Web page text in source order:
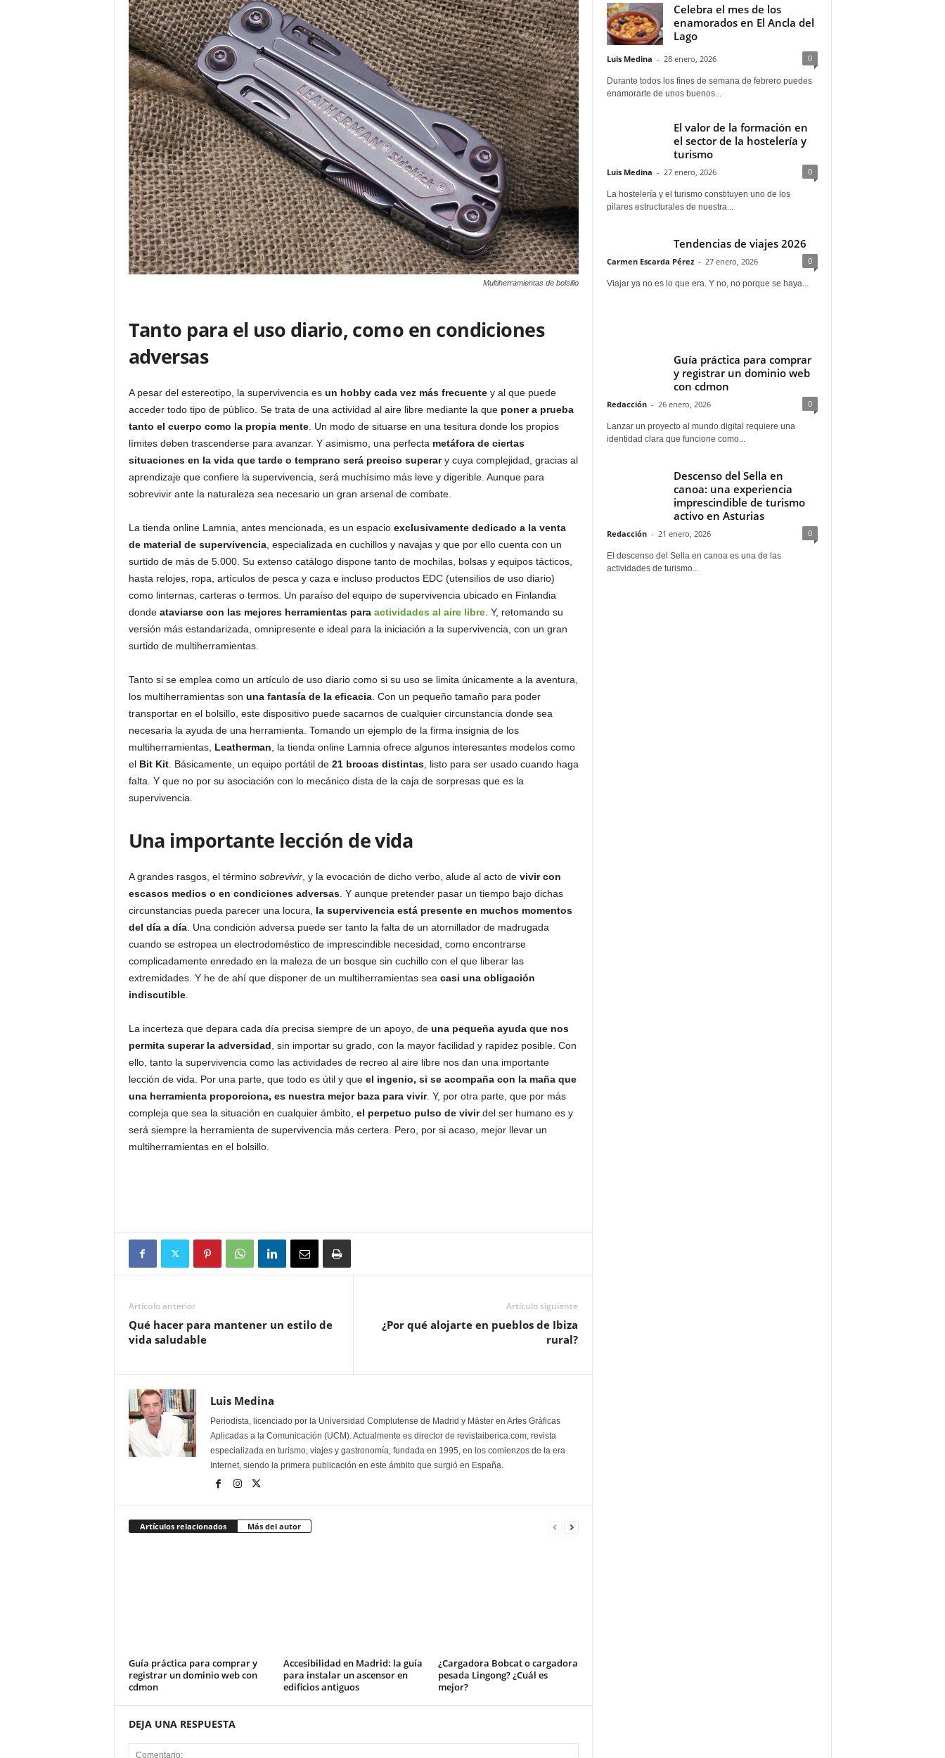
Multiherramientas de bolsillo
Tanto para el uso diario, como en condiciones
adversas
A pesar del estereotipo, la supervivencia es un hobby cada vez más frecuentey al que puede
acceder todo tipo de público. Se trata de una actividad al aire libre mediante la que poner a prueba
tanto el cuerpo como la propia mente. Un modo de situarse en una tesitura donde los propios
límites deben trascenderse para avanzar. Y asimismo, una perfecta metáfora de ciertas
situaciones en la vida que tarde o temprano será preciso superary cuya complejidad, gracias al
aprendizaje que confiere la supervivencia, será muchísimo más leve y digerible. Aunque para
sobrevivir ante la naturaleza sea necesario un gran arsenal de combate.
La tienda online Lamnia, antes mencionada, es un espacio exclusivamente dedicado a la venta
de material de supervivencia, especializada en cuchillos y navajas y que por ello cuenta con un
surtido de más de 5.000. Su extenso catálogo dispone tanto de mochilas, bolsas y equipos tácticos,
hasta relojes, ropa, artículos de pesca y caza e incluso productos EDC (utensilios de uso diario)
como linternas, carteras o termos. Un paraíso del equipo de supervivencia ubicado en Finlandia
donde ataviarse con las mejores herramientas para actividades al aire libre. Y, retomando su
versión más estandarizada, omnipresente e ideal para la iniciación a la supervivencia, con un gran
surtido de multiherramientas.
Tanto si se emplea como un artículo de uso diario como si su uso se limita únicamente a la aventura,
los multiherramientas son una fantasía de la eficacia. Con un pequeño tamaño para poder
transportar en el bolsillo, este dispositivo puede sacarnos de cualquier circunstancia donde sea
necesaria la ayuda de una herramienta. Tomando un ejemplo de la firma insignia de los
multiherramientas, Leatherman , la tienda online Lamnia ofrece algunos interesantes modelos como
el Bit Kit. Básicamente, un equipo portátil de 21 brocas distintas, listo para ser usado cuando haga
falta. Y que no por su asociación con lo mecánico dista de la caja de sorpresas que es la
supervivencia.
Una importante lección de vida
A grandes rasgos, el término sobrevivir, y la evocación de dicho verbo, alude al acto de vivir con
escasos medios o en condiciones adversas. Y aunque pretender pasar un tiempo bajo dichas
circunstancias pueda parecer una locura, la supervivencia está presente en muchos momentos
del día a día. Una condición adversa puede ser tanto la falta de un atornillador de madrugada
cuando se estropea un electrodoméstico de imprescindible necesidad, como encontrarse
complicadamente enredado en la maleza de un bosque sin cuchillo con el que liberar las
extremidades. Y he de ahí que disponer de un multiherramientas sea casi una obligación
indiscutible.
La incerteza que depara cada día precisa siempre de un apoyo, de una pequeña ayuda que nos
permita superar la adversidad , sin importar su grado, con la mayor facilidad y rapidez posible. Con
ello, tanto la supervivencia como las actividades de recreo al aire libre nos dan una importante
lección de vida. Por una parte, que todo es útil y que el ingenio, si se acompaña con la maña que
una herramienta proporciona, es nuestra mejor baza para vivir. Y, por otra parte, que por más
compleja que sea la situación en cualquier ámbito, el perpetuo pulso de vivirdel ser humano es y
será siempre la herramienta de supervivencia más certera. Pero, por si acaso, mejor llevar un
multiherramientas en el bolsillo.
Artículo anterior
Qué hacer para mantener un estilo de
vida saludable
Artículo siguiente
¿Por qué alojarte en pueblos de Ibiza
rural?
Luis Medina
Periodista, licenciado por la Universidad Complutense de Madrid y Máster en Artes Gráficas
Aplicadas a la Comunicación (UCM). Actualmente es director de revistaiberica.com, revista
especializada en turismo, viajes y gastronomía, fundada en 1995, en los comienzos de la era
Internet, siendo la primera publicación en este ámbito que surgió en España.
Artículos relacionados Más del autor
Guía práctica para comprar y
registrar un dominio web con
cdmon
Accesibilidad en Madrid: la guía
para instalar un ascensor en
edificios antiguos
¿Cargadora Bobcat o cargadora
pesada Lingong? ¿Cuál es
mejor?
DEJA UNA RESPUESTA
Celebra el mes de los
enamorados en El Ancla del
Lago
Luis Medina - 28 enero, 2026 0
Durante todos los fines de semana de febrero puedes
enamorarte de unos buenos...
El valor de la formación en
el sector de la hostelería y
turismo
Luis Medina - 27 enero, 2026 0
La hostelería y el turismo constituyen uno de los
pilares estructurales de nuestra...
Tendencias de viajes 2026
Carmen Escarda Pérez - 27 enero, 2026 0
Viajar ya no es lo que era. Y no, no porque se haya...
Guía práctica para comprar
y registrar un dominio web
con cdmon
Redacción - 26 enero, 2026 0
Lanzar un proyecto al mundo digital requiere una
identidad clara que funcione como...
Descenso del Sella en
canoa: una experiencia
imprescindible de turismo
activo en Asturias
Redacción - 21 enero, 2026 0
El descenso del Sella en canoa es una de las
actividades de turismo...